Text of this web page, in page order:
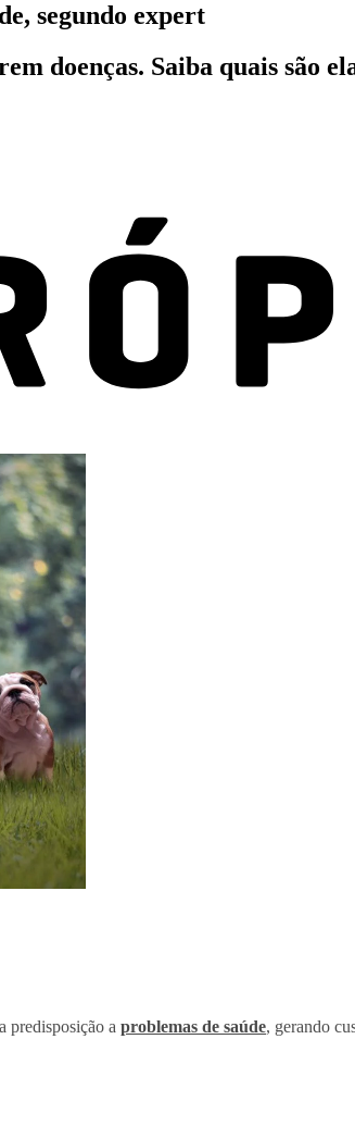
segundo expert
doenças. Saiba quais são
predisposição a problemas de saúde, gerando